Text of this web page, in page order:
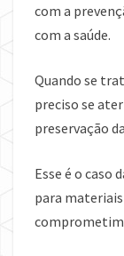
com a
com a saúde.
Quando se
preciso se
preservação
Esse é o caso
para